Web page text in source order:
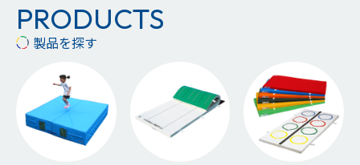
PRODUCTS
製品を探す